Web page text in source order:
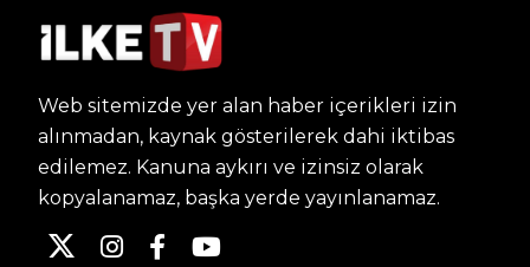
Web sitemizde yer alan haber içerikleri izin
alınmadan, kaynak gösterilerek dahi iktibas
edilemez. Kanuna aykırı ve izinsiz olarak
kopyalanamaz, başka yerde yayınlanamaz.